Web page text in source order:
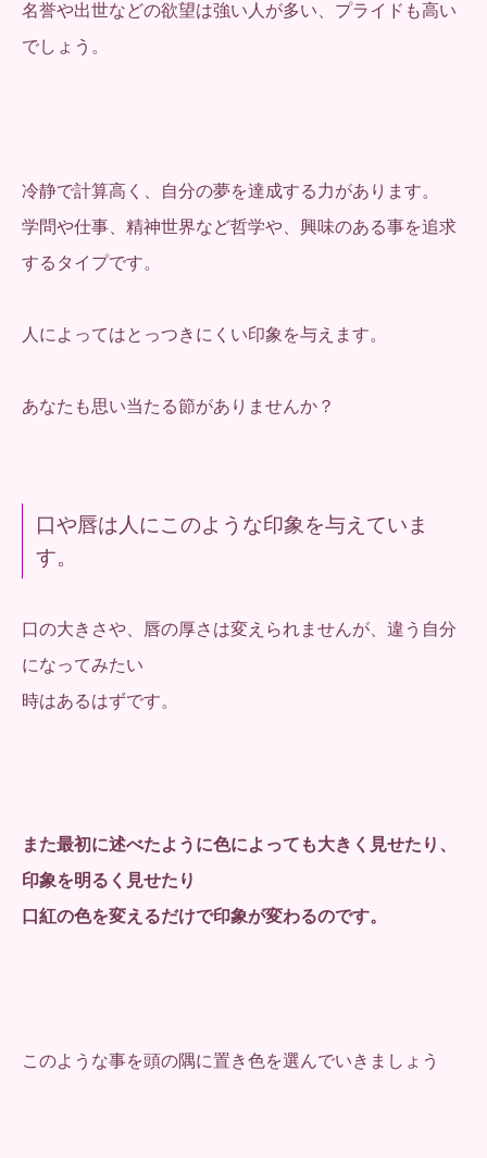
名誉や出世などの欲望は強い人が多い、プライドも高い
でしょう。
冷静で計算高く、自分の夢を達成する力があります。
学問や仕事、精神世界など哲学や、興味のある事を追求
するタイプです。
人によってはとっつきにくい印象を与えます。
あなたも思い当たる節がありませんか？
口や唇は人にこのような印象を与えていま
す。
口の大きさや、唇の厚さは変えられませんが、違う自分
になってみたい
時はあるはずです。
また最初に述べたように色によっても大きく見せたり、
印象を明るく見せたり
口紅の色を変えるだけで印象が変わるのです。
このような事を頭の隅に置き色を選んでいきましょう